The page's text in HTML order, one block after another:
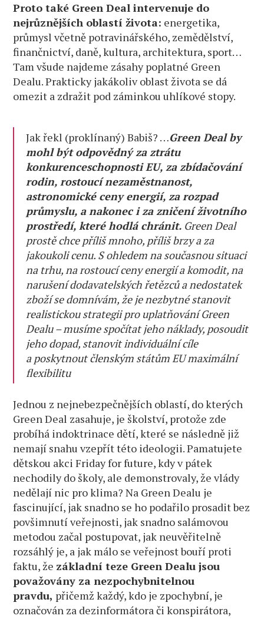
Proto také Green Deal intervenuje do
nejrůznějších oblastí života: energetika,
průmysl včetně potravinářského, zemědělství,
finančnictví, daně, kultura, architektura, sport…
Tam všude najdeme zásahy poplatné Green
Dealu. Prakticky jakákoliv oblast života se dá
omezit a zdražit pod záminkou uhlíkové stopy.
Jak řekl (proklínaný) Babiš? …Green Deal by
mohl být odpovědný za ztrátu
konkurenceschopnosti EU, za zbídačování
rodin, rostoucí nezaměstnanost,
astronomické ceny energií, za rozpad
průmyslu, a nakonec i za zničení životního
prostředí, které hodlá chránit. Green Deal
prostě chce příliš mnoho, příliš brzy a za
jakoukoli cenu. S ohledem na současnou situaci
na trhu, na rostoucí ceny energií a komodit, na
narušení dodavatelských řetězců a nedostatek
zboží se domnívám, že je nezbytné stanovit
realistickou strategii pro uplatňování Green
Dealu – musíme spočítat jeho náklady, posoudit
jeho dopad, stanovit individuální cíle
a poskytnout členským státům EU maximální
flexibilitu
Jednou z nejnebezpečnějších oblastí, do kterých
Green Deal zasahuje, je školství, protože zde
probíhá indoktrinace dětí, které se následně již
nemají snahu vzepřít této ideologii. Pamatujete
dětskou akci Friday for future, kdy v pátek
nechodily do školy, ale demonstrovaly, že vlády
nedělají nic pro klima? Na Green Dealu je
fascinující, jak snadno se ho podařilo prosadit bez
povšimnutí veřejnosti, jak snadno salámovou
metodou začal postupovat, jak neuvěřitelně
rozsáhlý je, a jak málo se veřejnost bouří proti
faktu, že základní teze Green Dealu jsou
považovány za nezpochybnitelnou
pravdu, přičemž každý, kdo je zpochybní, je
označován za dezinformátora či konspirátora,